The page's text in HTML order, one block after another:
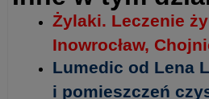
Żylaki. Leczenie
Inowrocław,
Lumedic od Lena
i pomieszczeń